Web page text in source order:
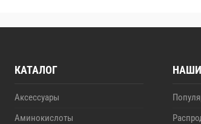
КАТАЛОГ
Аксессуары
Аминокислоты